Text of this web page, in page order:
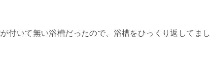
付いて無い浴槽だったので、浴槽をひっくり返してまし